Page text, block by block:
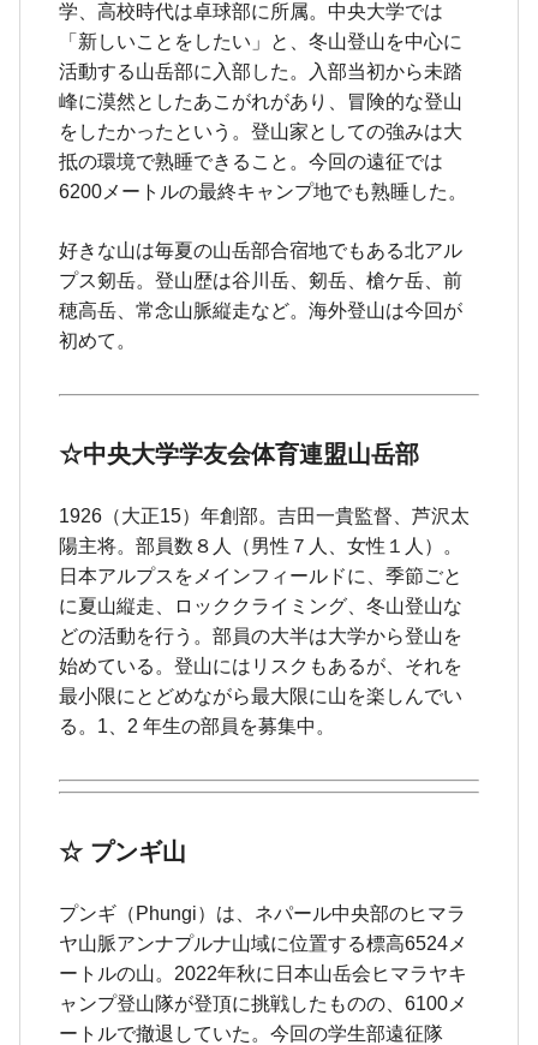
学、高校時代は卓球部に所属。中央大学では
「新しいことをしたい」と、冬山登山を中心に
活動する山岳部に入部した。入部当初から未踏
峰に漠然としたあこがれがあり、冒険的な登山
をしたかったという。登山家としての強みは大
抵の環境で熟睡できること。今回の遠征では
6200メートルの最終キャンプ地でも熟睡した。
好きな山は毎夏の山岳部合宿地でもある北アル
プス剱岳。登山歴は谷川岳、剱岳、槍ケ岳、前
穂高岳、常念山脈縦走など。海外登山は今回が
初めて。
☆中央大学学友会体育連盟山岳部
1926（大正15）年創部。吉田一貴監督、芦沢太
陽主将。部員数８人（男性７人、女性１人）。
日本アルプスをメインフィールドに、季節ごと
に夏山縦走、ロッククライミング、冬山登山な
どの活動を行う。部員の大半は大学から登山を
始めている。登山にはリスクもあるが、それを
最小限にとどめながら最大限に山を楽しんでい
る。1、2 年生の部員を募集中。
☆ プンギ山
プンギ（Phungi）は、ネパール中央部のヒマラ
ヤ山脈アンナプルナ山域に位置する標高6524メ
ートルの山。2022年秋に日本山岳会ヒマラヤキ
ャンプ登山隊が登頂に挑戦したものの、6100メ
ートルで撤退していた。今回の学生部遠征隊